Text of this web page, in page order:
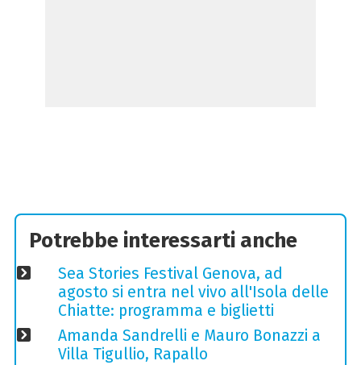
Potrebbe interessarti anche
Sea Stories Festival Genova, ad
agosto si entra nel vivo all'Isola delle
Chiatte: programma e biglietti
Amanda Sandrelli e Mauro Bonazzi a
Villa Tigullio, Rapallo